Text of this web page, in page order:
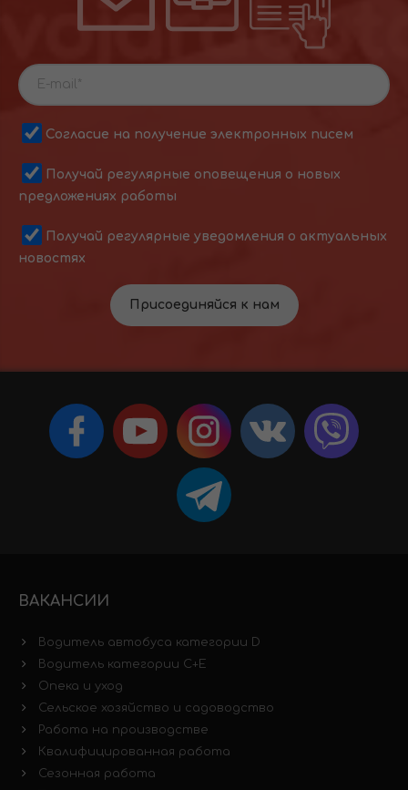
Согласие на получение электронных писем
Получай регулярные оповещения о новых
предложениях работы
Получай регулярные уведомления о актуальных
новостях
Присоединяйся к нам
ВАКАНСИИ
Водитель автобуса категории D
Водитель категории C+E
Опека и уход
Сельское хозяйство и садоводство
Работа на производстве
Квалифицированная работа
Сезонная работа